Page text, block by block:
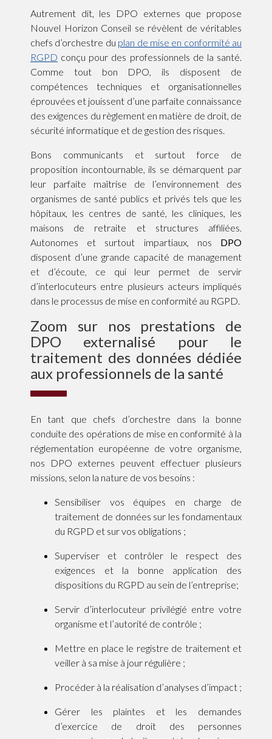
Autrement dit, les DPO externes que propose
Nouvel Horizon Conseil se révèlent de véritables
chefs d’orchestre du plan de mise en conformité au
RGPD conçu pour des professionnels de la santé.
Comme tout bon DPO, ils disposent de
compétences techniques et organisationnelles
éprouvées et jouissent d’une parfaite connaissance
des exigences du règlement en matière de droit, de
sécurité informatique et de gestion des risques.
Bons communicants et surtout force de
proposition incontournable, ils se démarquent par
leur parfaite maîtrise de l’environnement des
organismes de santé publics et privés tels que les
hôpitaux, les centres de santé, les cliniques, les
maisons de retraite et structures affiliées.
Autonomes et surtout impartiaux, nos DPO
disposent d’une grande capacité de management
et d’écoute, ce qui leur permet de servir
d’interlocuteurs entre plusieurs acteurs impliqués
dans le processus de mise en conformité au RGPD.
Zoom sur nos prestations de
DPO externalisé pour le
traitement des données dédiée
aux professionnels de la santé
En tant que chefs d’orchestre dans la bonne
conduite des opérations de mise en conformité à la
réglementation européenne de votre organisme,
nos DPO externes peuvent effectuer plusieurs
missions, selon la nature de vos besoins :
Sensibiliser vos équipes en charge de
traitement de données sur les fondamentaux
du RGPD et sur vos obligations ;
Superviser et contrôler le respect des
exigences et la bonne application des
dispositions du RGPD au sein de l’entreprise;
Servir d’interlocuteur privilégié entre votre
organisme et l’autorité de contrôle ;
Mettre en place le registre de traitement et
veiller à sa mise à jour régulière ;
Procéder à la réalisation d’analyses d’impact ;
Gérer les plaintes et les demandes
d’exercice de droit des personnes